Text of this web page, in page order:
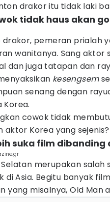
drakor itu tidak laki
tidak haus akan
drakor, pemeran prialah
wanitanya. Sang
dan juga tatapan dan
kesengsem
senang dengan
Korea.
cowok tidak
aktor Korea yang sejenis?
suka film dibanding
merupakan
di Asia. Begitu banyak
yang misalnya, Old Man